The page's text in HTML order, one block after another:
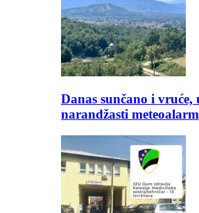
Danas sunčano i vruće,
narandžasti